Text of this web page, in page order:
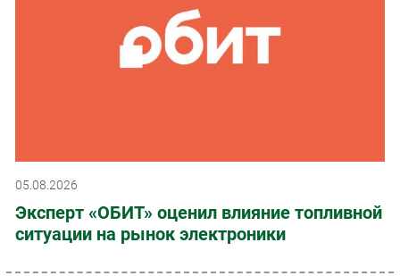
05.08.2026
Эксперт «ОБИТ» оценил влияние топливной
ситуации на рынок электроники